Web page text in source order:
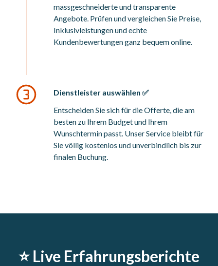
massgeschneiderte und transparente
Angebote. Prüfen und vergleichen Sie Preise,
Inklusivleistungen und echte
Kundenbewertungen ganz bequem online.
Dienstleister auswählen ✅
Entscheiden Sie sich für die Offerte, die am
besten zu Ihrem Budget und Ihrem
Wunschtermin passt. Unser Service bleibt für
Sie völlig kostenlos und unverbindlich bis zur
finalen Buchung.
⭐️ Live Erfahrungsberichte